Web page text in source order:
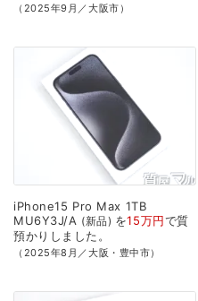
（2025年9月／大阪市）
iPhone15 Pro Max 1TB
MU6Y3J/A
新品 を15万円で質
預かり しました。
（2025年8月／大阪・豊中市）